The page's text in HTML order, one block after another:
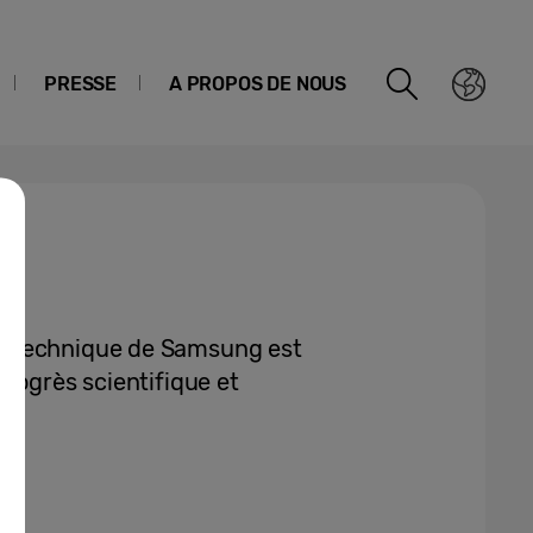
PRESSE A PROPOS DE NOUS
technique de Samsung est
scientifique et